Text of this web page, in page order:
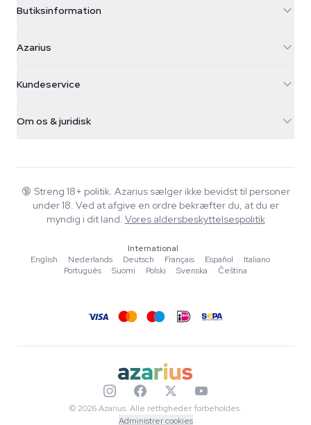
Butiksinformation
Galvaniweg 11
Nederland
+31(0)204897914
Azarius
Smokeshop
Kundeservice
Returpolitik
FAQ
Privatlivspolitik
Om os & juridisk
Wiki
Blog
Skribenter
Værktøjer & Beregnere
🔞 Streng 18+ politik. Azarius sælger ikke bevidst til personer
under 18. Ved at afgive en ordre bekræfter du, at du er
myndig i dit land. Vores aldersbeskyttelsespolitik
International
English
·Nederlands ·Deutsch ·Français ·Español ·Italiano
·
Português
·Suomi ·Polski ·Svenska ·Čeština
© 2026 Azarius. Alle rettigheder forbeholdes.
Administrer cookies